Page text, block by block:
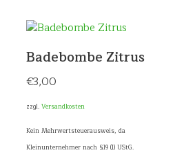
Badebombe Zitrus
€3,00
zzgl.Versandkosten
Kein Mehrwertsteuerausweis, da
Kleinunternehmer nach §19 (1) UStG.